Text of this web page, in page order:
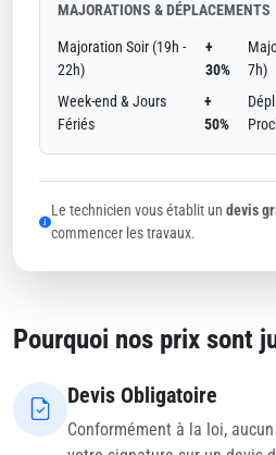
MAJORATIONS & DÉPLACEMENTS
Majoration Soir (19h -
22h)
+
30%
7h)
Week-end & Jours
Fériés
+
50%
Le technicien vous établit un devis
commencer les travaux.
Pourquoi nos prix sont
Devis Obligatoire
Conformément à la loi,